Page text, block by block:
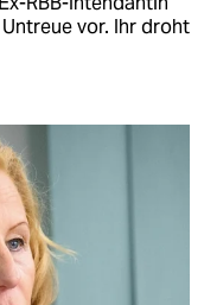
vor. Ihr droht